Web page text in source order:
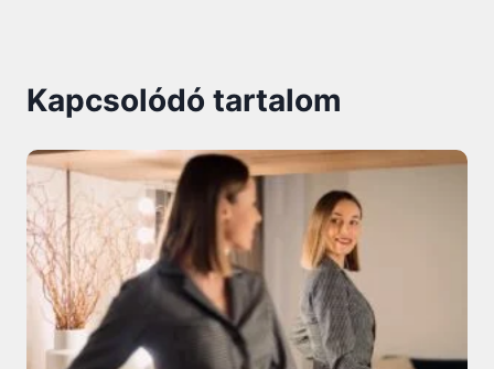
Kapcsolódó tartalom